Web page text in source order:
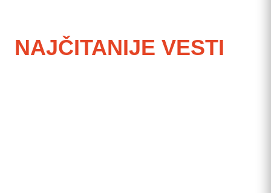
NAJČITANIJE VESTI